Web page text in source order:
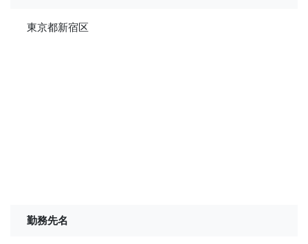
東京都新宿区
勤務先名